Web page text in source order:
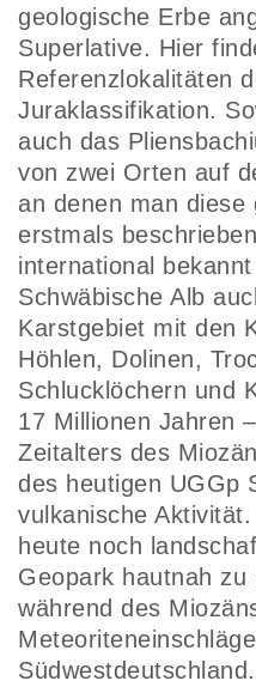
geologische Erbe
Superlative. Hier
Referenzlokalitäten
Juraklassifikation.
auch das
von zwei Orten auf
an denen man diese
erstmals
international
Schwäbische Alb
Karstgebiet mit den
Höhlen, Dolinen,
Schlucklöchern und
17 Millionen Jahren
Zeitalters des
des heutigen UGGp
vulkanische
heute noch
Geopark hautnah zu
während des